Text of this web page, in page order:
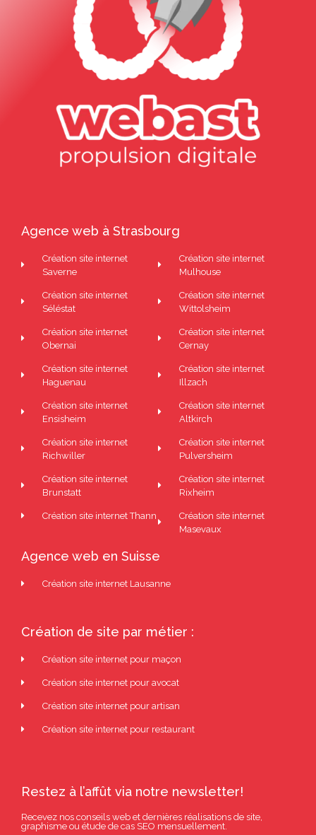
Agence web à Strasbourg
Création site internet
Saverne
Création site internet
Séléstat
Création site internet
Obernai
Création site internet
Haguenau
Création site internet
Ensisheim
Création site internet
Richwiller
Création site internet
Brunstatt
Création site internet Thann
Création site internet
Mulhouse
Création site internet
Wittolsheim
Création site internet
Cernay
Création site internet
Illzach
Création site internet
Altkirch
Création site internet
Pulversheim
Création site internet
Rixheim
Création site internet
Masevaux
Agence web en Suisse
Création site internet Lausanne
Création de site par métier :
Création site internet pour maçon
Création site internet pour avocat
Création site internet pour artisan
Création site internet pour restaurant
Restez à l’affût via notre newsletter!
Recevez nos conseils web et dernières réalisations de site,
graphisme ou étude de cas SEO mensuellement.